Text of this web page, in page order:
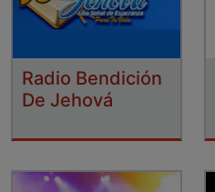
Radio Bendición
De Jehová